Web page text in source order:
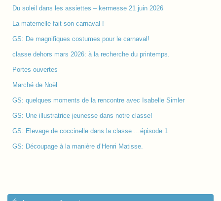
Du soleil dans les assiettes – kermesse 21 juin 2026
La maternelle fait son carnaval !
GS: De magnifiques costumes pour le carnaval!
classe dehors mars 2026: à la recherche du printemps.
Portes ouvertes
Marché de Noël
GS: quelques moments de la rencontre avec Isabelle Simler
GS: Une illustratrice jeunesse dans notre classe!
GS: Elevage de coccinelle dans la classe …épisode 1
GS: Découpage à la manière d’Henri Matisse.